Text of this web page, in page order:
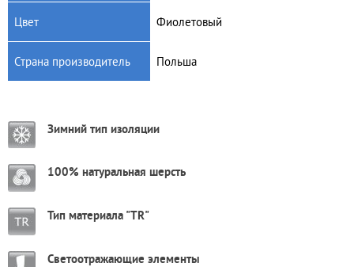
Цвет Фиолетовый
Страна производитель Польша
Зимний тип изоляции
100% натуральная шерсть
Тип материала "TR"
Светоотражающие элементы